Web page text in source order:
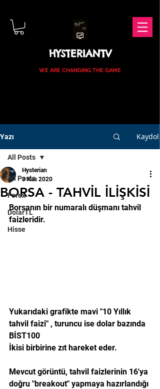
HYSTERIANTV
WE ARE CHANGING THE GAME
Yazı Kaydol
All Posts
Forex
DolarTL
Hisse
All Posts
BORSA - TAHVİL İLİŞKİSİ
Hysterian
3 Kas 2020
Borsanın bir numaralı düşmanı tahvil
faizleridir.
Yukarıdaki grafikte mavi "10 Yıllık
tahvil faizi" , turuncu ise dolar bazında
BİST100
İkisi birbirine zıt hareket eder.
Mevcut görüntü, tahvil faizlerinin 16'ya
doğru "breakout" yapmaya hazırlandığı